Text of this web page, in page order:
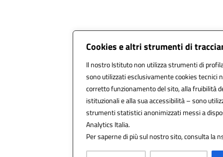
Cookies e altri strumenti di
Il nostro Istituto non utilizza strumenti di
sono utilizzati esclusivamente cookies tecnici
corretto funzionamento del sito, alla fruibilità
istituzionali e alla sua accessibilità – sono
strumenti statistici anonimizzati messi a
Analytics Italia.
Per saperne di più sul nostro sito, consulta la